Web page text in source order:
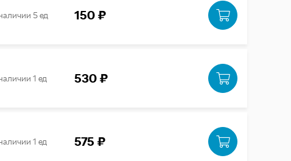
5 ед 150 ₽
1 ед 530 ₽
1 ед 575 ₽